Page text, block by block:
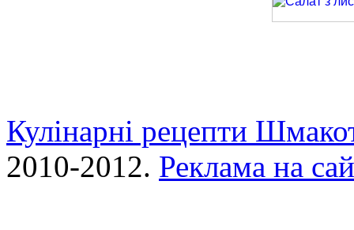
Кулінарні рецепти
2010-2012. Реклама на